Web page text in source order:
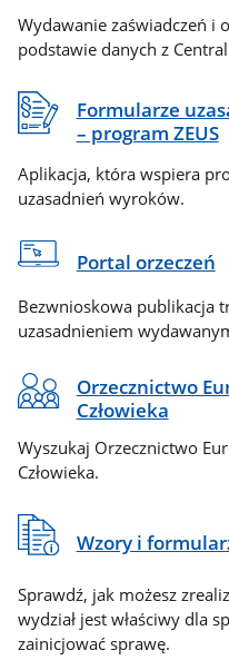
Wydawanie zaświadczeń i
podstawie danych z
Formularze
– program ZEUS
Aplikacja, która wspiera
uzasadnień wyroków.
Portal orzeczeń
Bezwnioskowa publikacja
uzasadnieniem
Orzecznictwo
Człowieka
Wyszukaj Orzecznictwo
Człowieka.
Wzory i
Sprawdź, jak możesz
wydział jest właściwy dla
zainicjować sprawę.